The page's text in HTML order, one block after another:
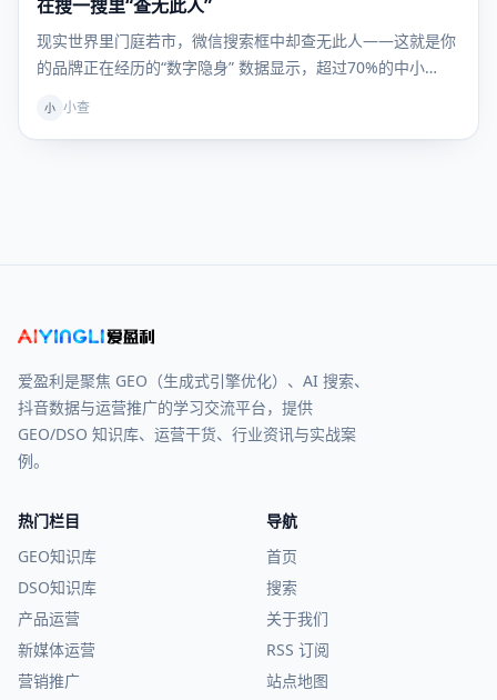
在搜一搜里“查无此人”
现实世界里门庭若市，微信搜索框中却查无此人——这就是你
的品牌正在经历的“数字隐身” 数据显示，超过70%的中小…
小 小查
爱盈利是聚焦 GEO（生成式引擎优化）、AI 搜索、
抖音数据与运营推广的学习交流平台，提供
GEO/DSO 知识库、运营干货、行业资讯与实战案
例。
热门栏目
GEO知识库
DSO知识库
产品运营
新媒体运营
营销推广
导航
首页
搜索
关于我们
RSS 订阅
站点地图